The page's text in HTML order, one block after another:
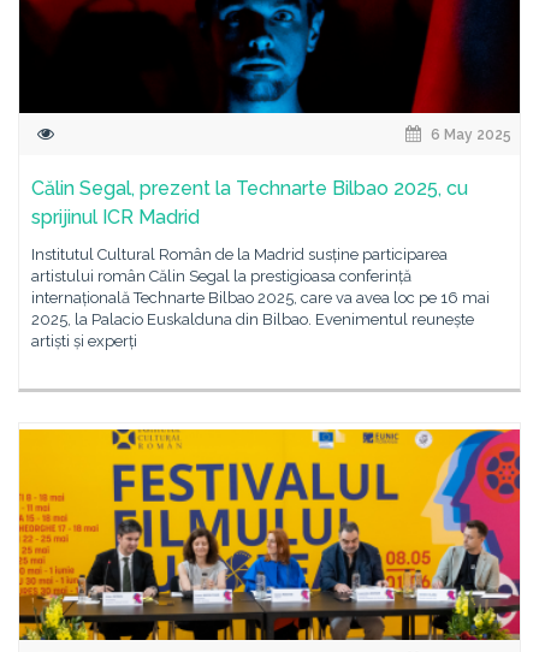
6 May 2025
Călin Segal, prezent la Technarte Bilbao 2025, cu
sprijinul ICR Madrid
Institutul Cultural Român de la Madrid susține participarea
artistului român Călin Segal la prestigioasa conferință
internațională Technarte Bilbao 2025, care va avea loc pe 16 mai
2025, la Palacio Euskalduna din Bilbao. Evenimentul reunește
artiști și experți